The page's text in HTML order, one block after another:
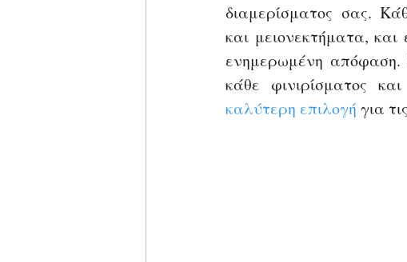
διαμερίσματος σας.
και μειονεκτήματα,
ενημερωμένη
καλύτερη επιλογή για